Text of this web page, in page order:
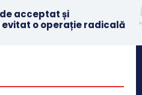
acceptat și
o operație radicală